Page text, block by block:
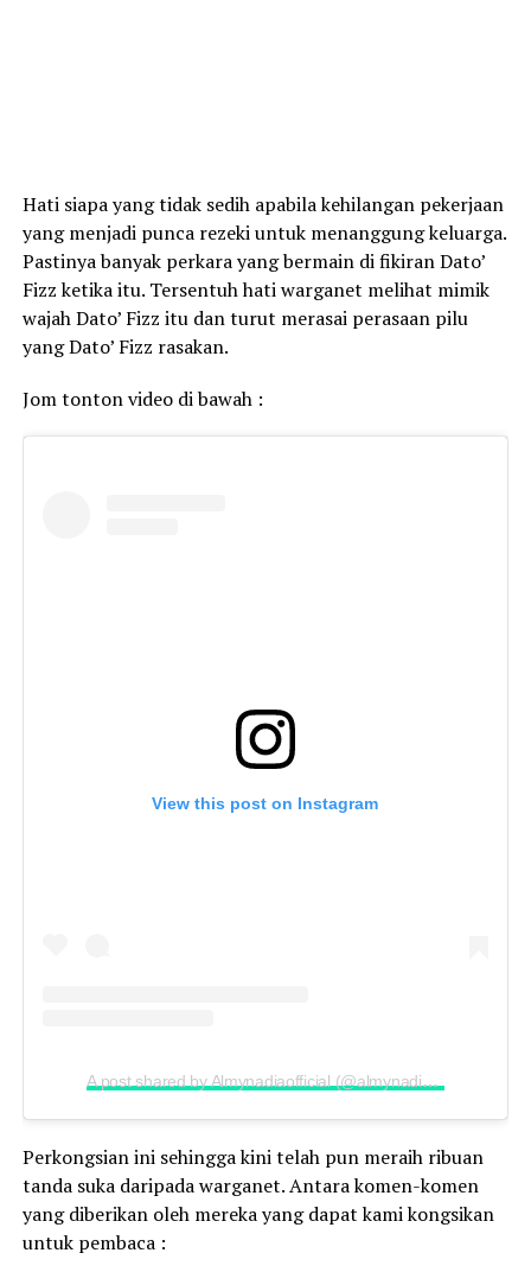
Hati siapa yang tidak sedih apabila kehilangan pekerjaan
yang menjadi punca rezeki untuk menanggung keluarga.
Pastinya banyak perkara yang bermain di fikiran Dato’
Fizz ketika itu. Tersentuh hati warganet melihat mimik
wajah Dato’ Fizz itu dan turut merasai perasaan pilu
yang Dato’ Fizz rasakan.
Jom tonton video di bawah :
View this post on Instagram
A post shared by Almynadiaofficial (@almynadiaofficial_)
Perkongsian ini sehingga kini telah pun meraih ribuan
tanda suka daripada warganet. Antara komen-komen
yang diberikan oleh mereka yang dapat kami kongsikan
untuk pembaca :